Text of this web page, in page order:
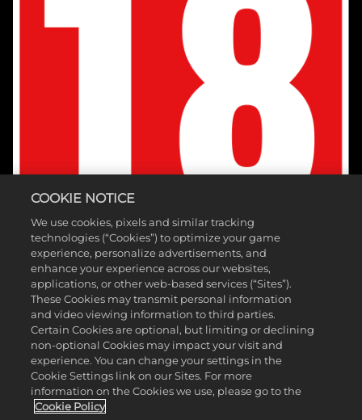
©2025 Take-Two Interactive Software Inc. Édité par 2K Games.
Développé par Hangar 13. Mafia, Take-Two Interactive Software, 2K,
Hangar 13 et leurs logos respectifs sont des marques commerciales
COOKIE NOTICE
We use cookies, pixels and similar tracking
technologies (“Cookies”) to optimize your game
experience, personalize advertisements, and
enhance your experience across our websites,
applications, or other web-based services (“Sites”).
These Cookies may transmit personal information
and video viewing information to third parties.
Certain Cookies are optional, but limiting or declining
non-optional Cookies may impact your visit and
experience. You can change your settings in the
Cookie Settings link on our Sites. For more
information on the Cookies we use, please go to the
Cookie Policy